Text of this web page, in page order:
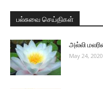
பல்சுவை செய்திகள்
அல்லி
May 24, 2020